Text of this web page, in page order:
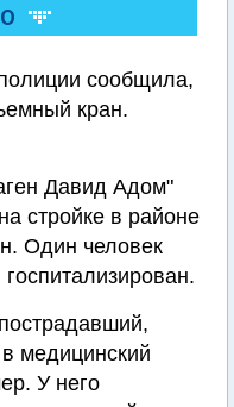
сообщила,
кран.
Давид Адом"
стройке в районе
Один человек
медицинский
У него